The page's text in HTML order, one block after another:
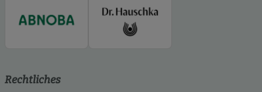
Rechtliches